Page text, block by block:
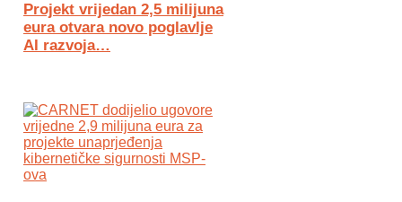
Projekt vrijedan 2,5 milijuna
eura otvara novo poglavlje
AI razvoja…